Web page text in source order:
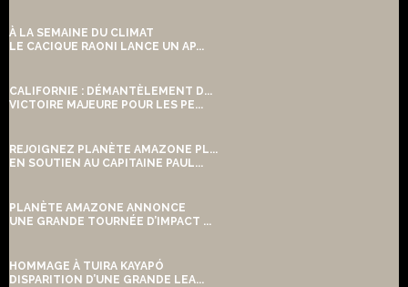
À LA SEMAINE DU CLIMAT
LE CACIQUE RAONI LANCE UN AP...
CALIFORNIE : DÉMANTÈLEMENT D...
VICTOIRE MAJEURE POUR LES PE...
REJOIGNEZ PLANÈTE AMAZONE PL...
EN SOUTIEN AU CAPITAINE PAUL...
PLANÈTE AMAZONE ANNONCE
UNE GRANDE TOURNÉE D’IMPACT ...
HOMMAGE À TUIRA KAYAPÓ
DISPARITION D’UNE GRANDE LEA...